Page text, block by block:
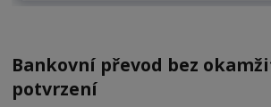
Bankovní převod bez
potvrzení